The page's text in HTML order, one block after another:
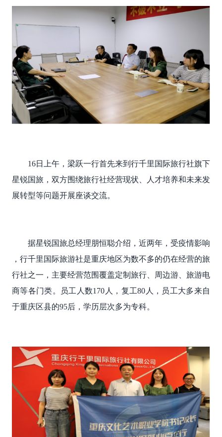
16日上午，梁跃一行首先来到行千里国际旅行社旗下
星锐国旅，双方围绕旅行社经营现状、人才培养和未来发
展转型等问题开展座谈交流。
据星锐国旅总经理朋恒聪介绍，近两年，受疫情影响
，行千里国际旅游社是重庆地区为数不多的仍在经营的旅
行社之一，主要经营范围覆盖定制旅行、周边游、旅游电
商等各门类。员工人数170人，复工80人，员工大多来自
于重庆区县的95后，学历层次多为专科。